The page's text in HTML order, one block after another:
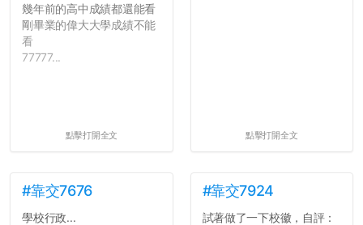
幾年前的高中成績都還能看
剛畢業的偉大大學成績不能
看
77777...
點擊打開全文 點擊打開全文
#靠交7676
學校行政...
#靠交7924
試著做了一下校徽，自評：